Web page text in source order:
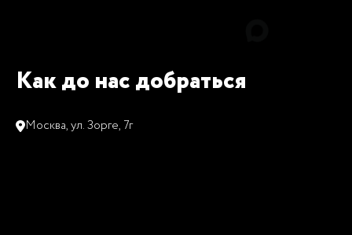
Как до нас добраться
Москва, ул. Зорге, 7г